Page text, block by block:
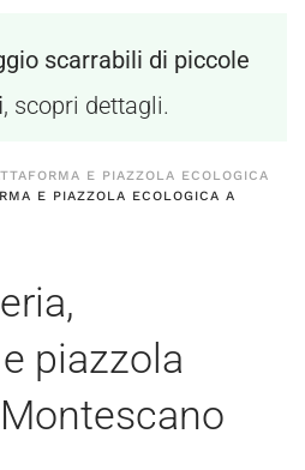
scarrabili di piccole
, scopri dettagli.
E PIAZZOLA ECOLOGICA
E PIAZZOLA ECOLOGICA A
piazzola